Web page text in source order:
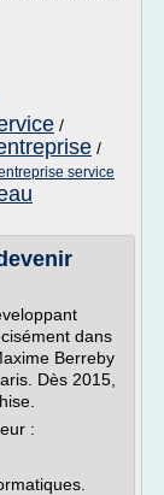
/
/
service
dans
Berreby
Dès 2015,
: